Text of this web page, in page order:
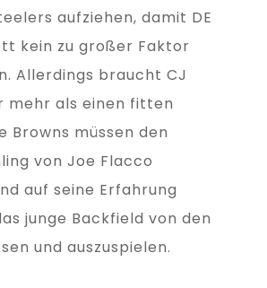
aufziehen, damit DE
kein zu großer Faktor
Allerdings braucht CJ
mehr als einen fitten
Browns müssen den
von Joe Flacco
auf seine Erfahrung
junge Backfield von den
und auszuspielen.